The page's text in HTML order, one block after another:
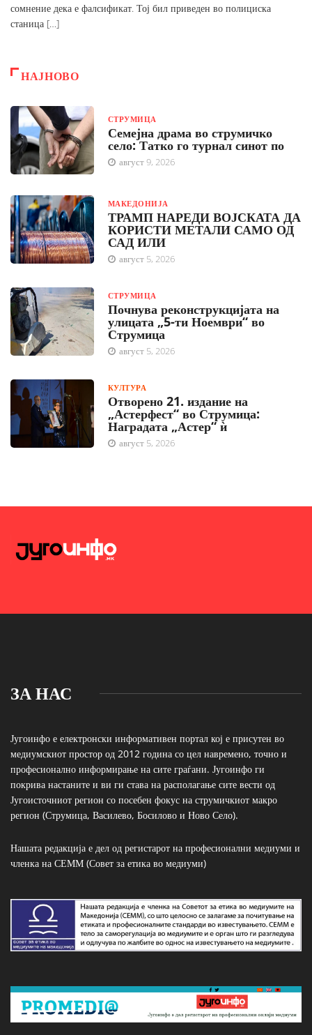
сомнение дека е фалсификат. Тој бил приведен во полициска
станица […]
НАЈНОВО
СТРУМИЦА
Семејна драма во струмичко
село: Татко го турнал синот по
август 9, 2026
МАКЕДОНИЈА
ТРАМП НАРЕДИ ВОЈСКАТА ДА
КОРИСТИ МЕТАЛИ САМО ОД
САД ИЛИ
август 5, 2026
СТРУМИЦА
Почнува реконструкцијата на
улицата „5-ти Ноември“ во
Струмица
август 5, 2026
КУЛТУРА
Отворено 21. издание на
„Астерфест“ во Струмица:
Наградата „Астер“ ѝ
август 5, 2026
ЗА НАС
Југоинфо е електронски информативен портал кој е присутен во
медиумскиот простор од 2012 година со цел навремено, точно и
професионално информирање на сите граѓани. Југоинфо ги
покрива настаните и ви ги става на располагање сите вести од
Југоисточниот регион со посебен фокус на струмичкиот макро
регион (Струмица, Василево, Босилово и Ново Село).
Нашата редакција е дел од регистарот на професионални медиуми и
членка на СЕММ (Совет за етика во медиуми)